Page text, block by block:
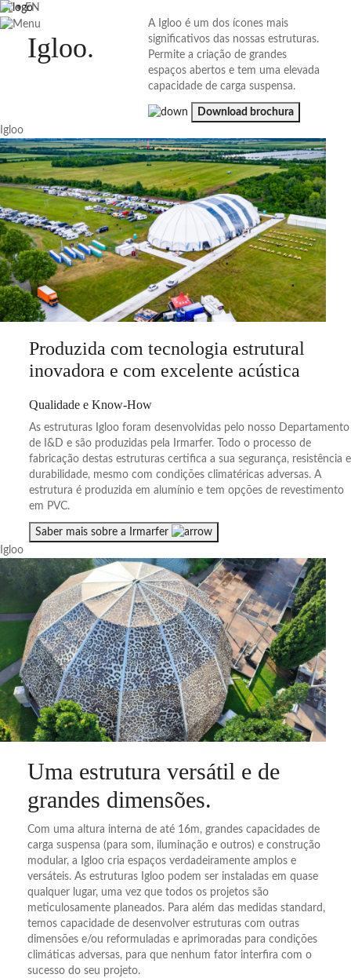
PT • EN
Igloo.
A Igloo é um dos ícones mais
significativos das nossas estruturas.
Permite a criação de grandes
espaços abertos e tem uma elevada
capacidade de carga suspensa.
Download brochura
Igloo
Produzida com tecnologia estrutural
inovadora e com excelente acústica
Qualidade e Know-How
As estruturas Igloo foram desenvolvidas pelo nosso Departamento
de I&D e são produzidas pela Irmarfer. Todo o processo de
fabricação destas estruturas certifica a sua segurança, resistência e
durabilidade, mesmo com condições climatéricas adversas. A
estrutura é produzida em alumínio e tem opções de revestimento
em PVC.
Saber mais sobre a Irmarfer
Igloo
Uma estrutura versátil e de
grandes dimensões.
Com uma altura interna de até 16m, grandes capacidades de
carga suspensa (para som, iluminação e outros) e construção
modular, a Igloo cria espaços verdadeiramente amplos e
versáteis. As estruturas Igloo podem ser instaladas em quase
qualquer lugar, uma vez que todos os projetos são
meticulosamente planeados. Para além das medidas standard,
temos capacidade de desenvolver estruturas com outras
dimensões e/ou reformuladas e aprimoradas para condições
climáticas adversas, para que nenhum fator interfira com o
sucesso do seu projeto.